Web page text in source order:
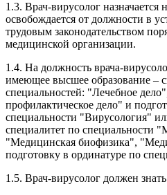
1.3. Врач-вирусолог назначается
освобождается от должности в
трудовым законодательством
медицинской организации.
1.4. На должность врача-
имеющее высшее образование –
специальностей: "Лечебное
профилактическое дело" и
специальности "Вирусология"
специалитет по специальности
"Медицинская биофизика",
подготовку в ординатуре по
1.5. Врач-вирусолог должен